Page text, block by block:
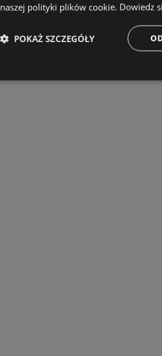
naszej polityki plików cookie. Dowiedz
POKAŻ SZCZEGÓŁY